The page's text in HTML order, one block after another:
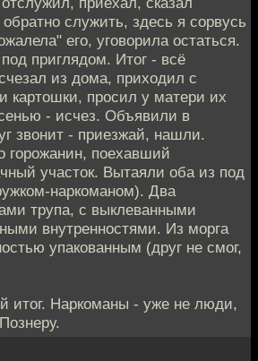
служить, здесь я сорвусь
его, уговорила остаться.
приглядом. Итог - всё
из дома, приходил с
картошки, просил у матери их
- исчез. Объявили в
звонит - приезжай, нашли.
горожанин, поехавший
участок. Вытаяли оба из под
наркоманом). Два
трупа, с выклеванными
внутренностями. Из морга
упакованным (друг не смог,
итог. Наркоманы - уже не люди,